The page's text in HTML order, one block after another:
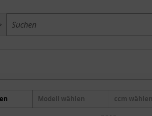
Modell wählen ccm wählen